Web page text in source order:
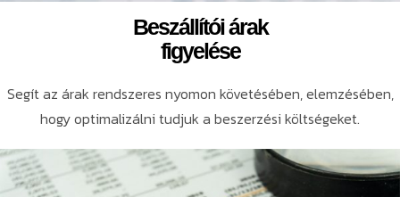
Beszállítói árak
figyelése
Segít az árak rendszeres nyomon követésében, elemzésében,
hogy optimalizálni tudjuk a beszerzési költségeket.